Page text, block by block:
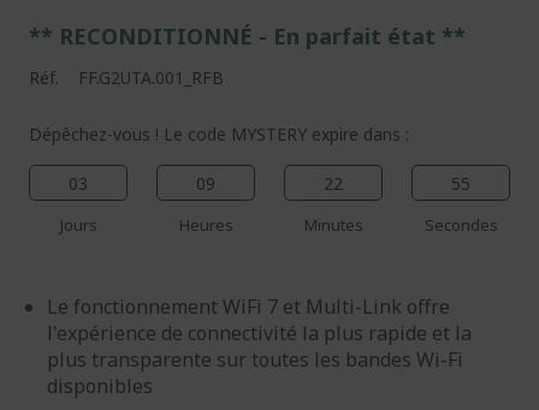
** RECONDITIONNÉ - En parfait état **
Réf. FF.G2UTA.001_RFB
Dépêchez-vous ! Le code MYSTERY expire dans :
03
Jours
09
Heures
22
Minutes
54
Secondes
Le fonctionnement WiFi 7 et Multi-Link offre
l'expérience de connectivité la plus rapide et la
plus transparente sur toutes les bandes Wi-Fi
disponibles